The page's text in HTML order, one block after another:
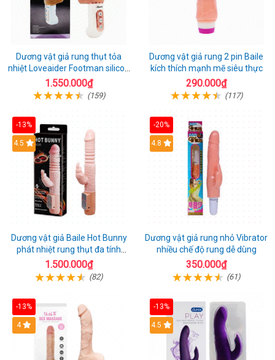
Dương vật giả rung thụt tỏa
nhiệt Loveaider Footman silicon
an toàn
1.550.000₫
(159)
Dương vật giả rung 2 pin Baile
kích thích mạnh mẽ siêu thực
290.000₫
(117)
-13%
Hot
4.5
Dương vật giả Baile Hot Bunny
phát nhiệt rung thụt đa tính
năng sạc điện
1.500.000₫
(82)
-20%
Hot
4.8
Dương vật giả rung nhỏ Vibrator
nhiều chế độ rung dễ dùng
350.000₫
(61)
-13%
Hot
4
-13%
Hot
4.5